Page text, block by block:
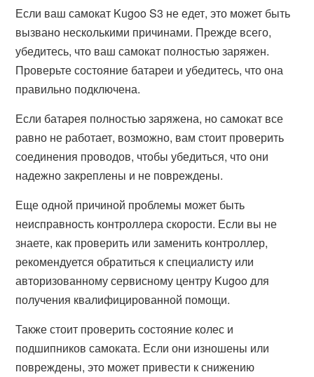
Если ваш самокат Kugoo S3 не едет, это может быть
вызвано несколькими причинами. Прежде всего,
убедитесь, что ваш самокат полностью заряжен.
Проверьте состояние батареи и убедитесь, что она
правильно подключена.
Если батарея полностью заряжена, но самокат все
равно не работает, возможно, вам стоит проверить
соединения проводов, чтобы убедиться, что они
надежно закреплены и не повреждены.
Еще одной причиной проблемы может быть
неисправность контроллера скорости. Если вы не
знаете, как проверить или заменить контроллер,
рекомендуется обратиться к специалисту или
авторизованному сервисному центру Kugoo для
получения квалифицированной помощи.
Также стоит проверить состояние колес и
подшипников самоката. Если они изношены или
повреждены, это может привести к снижению